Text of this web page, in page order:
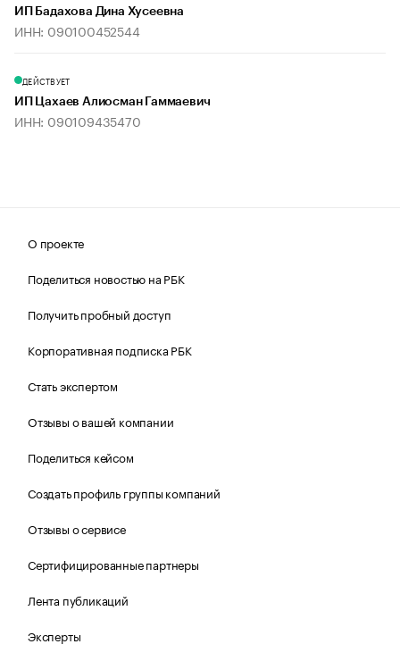
ИП Бадахова Дина Хусеевна
ИНН: 090100452544
ДЕЙСТВУЕТ
ИП Цахаев Алиосман Гаммаевич
ИНН: 090109435470
О проекте
Поделиться новостью на РБК
Получить пробный доступ
Корпоративная подписка РБК
Стать экспертом
Отзывы о вашей компании
Поделиться кейсом
Создать профиль группы компаний
Отзывы о сервисе
Сертифицированные партнеры
Лента публикаций
Эксперты